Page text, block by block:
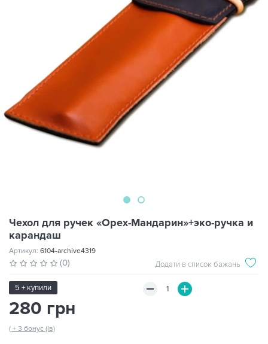
Чехол для ручек «Орех-Мандарин»+эко-ручка и
карандаш
Артикул: 6104-archive4319
(0) Додати в список бажань
5 + купили
280 грн
( + 3 бонус (ів)